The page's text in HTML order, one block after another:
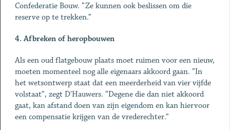
Confederatie Bouw. “Ze kunnen ook beslissen om die
reserve op te trekken.”
4. Afbreken of heropbouwen
Als een oud flatgebouw plaats moet ruimen voor een nieuw,
moeten momenteel nog alle eigenaars akkoord gaan. “In
het wetsontwerp staat dat een meerderheid van vier vijfde
volstaat”, zegt D'Hauwers. “Degene die dan niet akkoord
gaat, kan afstand doen van zijn eigendom en kan hiervoor
een compensatie krijgen van de vrederechter.”